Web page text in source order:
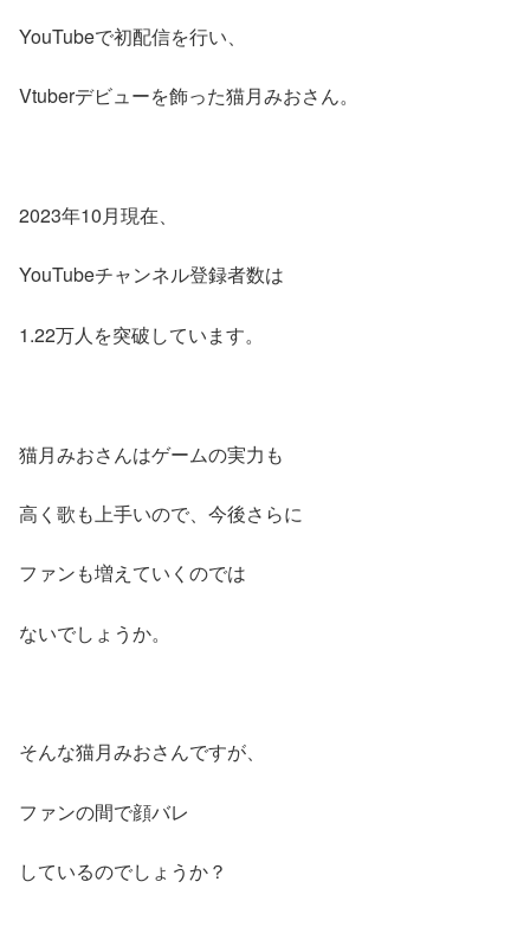
YouTubeで初配信を行い、
Vtuberデビューを飾った猫月みおさん。
2023年10月現在、
YouTubeチャンネル登録者数は
1.22万人を突破しています。
猫月みおさんはゲームの実力も
高く歌も上手いので、今後さらに
ファンも増えていくのでは
ないでしょうか。
そんな猫月みおさんですが、
ファンの間で顔バレ
しているのでしょうか？